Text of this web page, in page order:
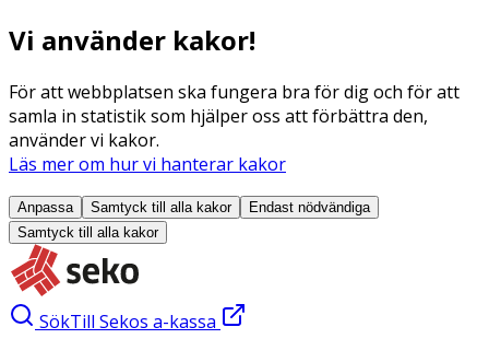
Vi använder kakor!
För att webbplatsen ska fungera bra för dig och för att
samla in statistik som hjälper oss att förbättra den,
använder vi kakor.
Läs mer om hur vi hanterar kakor
Anpassa Samtyck till alla kakor
Endast nödvändiga
Samtyck till alla kakor
SökTill Sekos a-kassa